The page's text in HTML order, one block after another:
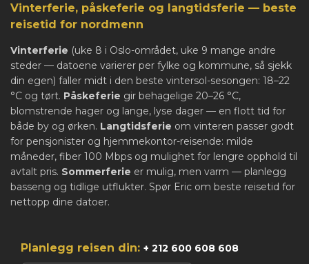
Vinterferie, påskeferie og langtidsferie — beste
reisetid for nordmenn
Vinterferie (uke 8 i Oslo-området, uke 9 mange andre
steder — datoene varierer per fylke og kommune, så sjekk
din egen) faller midt i den beste vintersol-sesongen: 18–22
°C og tørt. Påskeferie gir behagelige 20–26 °C,
blomstrende hager og lange, lyse dager — en flott tid for
både by og ørken. Langtidsferie om vinteren passer godt
for pensjonister og hjemmekontor-reisende: milde
måneder, fiber 100 Mbps og mulighet for lengre opphold til
avtalt pris. Sommerferie er mulig, men varm — planlegg
basseng og tidlige utflukter. Spør Eric om beste reisetid for
nettopp dine datoer.
Planlegg reisen din: + 212 600 608 608